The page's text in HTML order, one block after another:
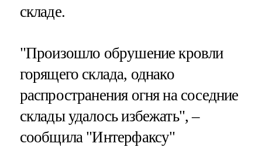
складе.
"Произошло обрушение кровли
горящего склада, однако
распространения огня на соседние
склады удалось избежать", –
сообщила "Интерфаксу"